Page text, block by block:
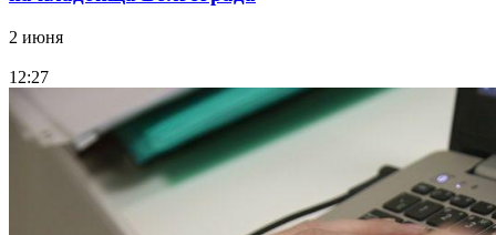
2 июня
12:27